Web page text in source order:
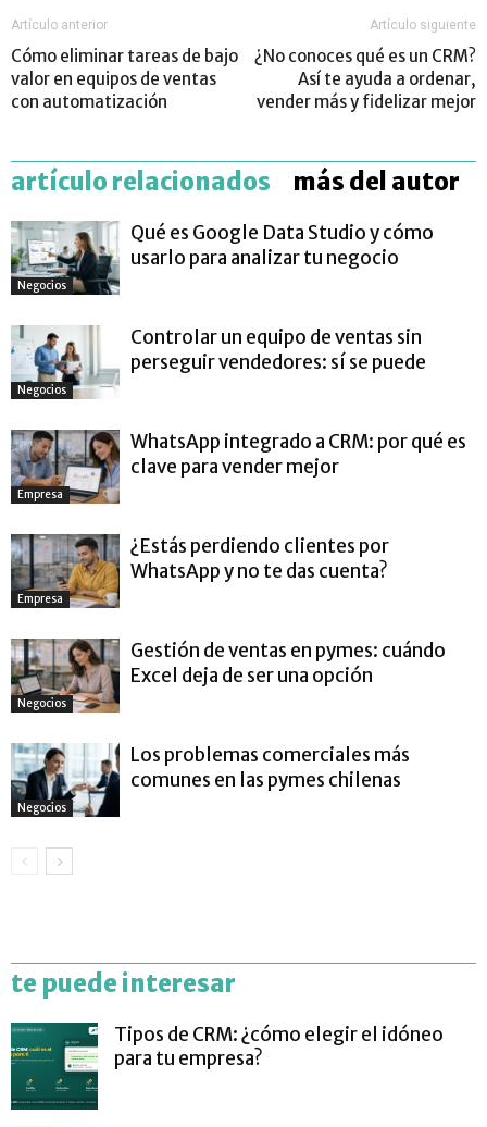
Artículo anterior
Cómo eliminar tareas de bajo
valor en equipos de ventas
con automatización
Artículo siguiente
¿No conoces qué es un CRM?
Así te ayuda a ordenar,
vender más y fidelizar mejor
artículo relacionados más del autor
Negocios
Qué es Google Data Studio y cómo
usarlo para analizar tu negocio
Negocios
Controlar un equipo de ventas sin
perseguir vendedores: sí se puede
Empresa
WhatsApp integrado a CRM: por qué es
clave para vender mejor
Empresa
¿Estás perdiendo clientes por
WhatsApp y no te das cuenta?
Negocios
Gestión de ventas en pymes: cuándo
Excel deja de ser una opción
Negocios
Los problemas comerciales más
comunes en las pymes chilenas
te puede interesar
Tipos de CRM: ¿cómo elegir el idóneo
para tu empresa?